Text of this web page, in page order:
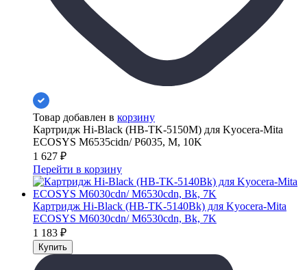
Товар добавлен в корзину
Картридж Hi-Black (HB-TK-5150M) для Kyocera-Mita
ECOSYS M6535cidn/ P6035, M, 10K
1 627 ₽
Перейти в корзину
Картридж Hi-Black (HB-TK-5140Bk) для Kyocera-Mita
ECOSYS M6030cdn/ M6530cdn, Bk, 7K
1 183 ₽